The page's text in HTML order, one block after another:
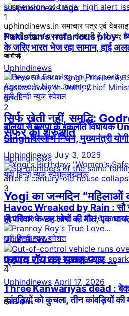
1
Pakistan’s nefarious ploy :
के जरिए भारत भेज रहा सामान, हाई
Uphindinews
2
बलिया से बसपा के इकलौते विधायक
Singhदिल्ली में निधन, मुख्यमंत्री
Uphindinews
3
Havoc Wreaked by Rain : सौ
ही परिवार के छह लोगों की मौत, एक
Uphindinews
4
Three Kanwariyas dead :
कांवड़ियों को कुचला, तीन कांवड़ियों
uphindinews.in समाचार पत्र एवं
अग्रणी संगठन प्रकाशन सामग्री में से एक
यह भी पढ़ें
यूपी हिन्दी न्यूज स्पेशल
सिर्फ खेती नहीं, समृद्धि:
सफर की शुरुआत
Uphindinews July 3, 2026
यूपी हिन्दी न्यूज स्पेशललखनऊ
Yogi का जन्मदिन “महिलाओं
Uphindinews June 4, 2026June
यूपी हिन्दी न्यूज स्पेशल
प्रणय रॉय का सच्चा प्यार …
Uphindinews April 17, 2026
Quick Links